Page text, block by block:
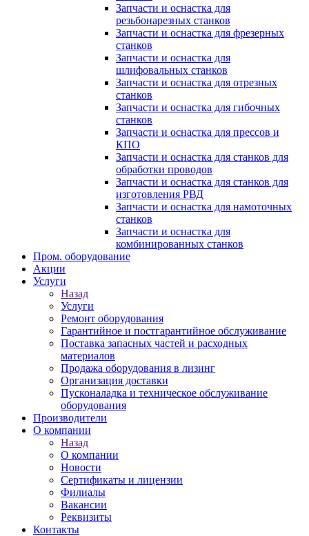
Запчасти и оснастка для
резьбонарезных станков
Запчасти и оснастка для фрезерных
станков
Запчасти и оснастка для
шлифовальных станков
Запчасти и оснастка для отрезных
станков
Запчасти и оснастка для гибочных
станков
Запчасти и оснастка для прессов и
КПО
Запчасти и оснастка для станков для
обработки проводов
Запчасти и оснастка для станков для
изготовления РВД
Запчасти и оснастка для намоточных
станков
Запчасти и оснастка для
комбинированных станков
Пром. оборудование
Акции
Услуги
Назад
Услуги
Ремонт оборудования
Гарантийное и постгарантийное обслуживание
Поставка запасных частей и расходных
материалов
Продажа оборудования в лизинг
Организация доставки
Пусконаладка и техническое обслуживание
оборудования
Производители
О компании
Назад
О компании
Новости
Сертификаты и лицензии
Филиалы
Вакансии
Реквизиты
Контакты